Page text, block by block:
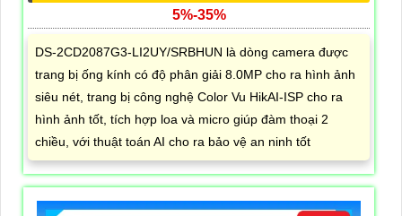
5%-35%
DS-2CD2087G3-LI2UY/SRBHUN là dòng camera được
trang bị ống kính có độ phân giải 8.0MP cho ra hình ảnh
siêu nét, trang bị công nghệ Color Vu HikAI-ISP cho ra
hình ảnh tốt, tích hợp loa và micro giúp đàm thoại 2
chiều, với thuật toán AI cho ra bảo vệ an ninh tốt